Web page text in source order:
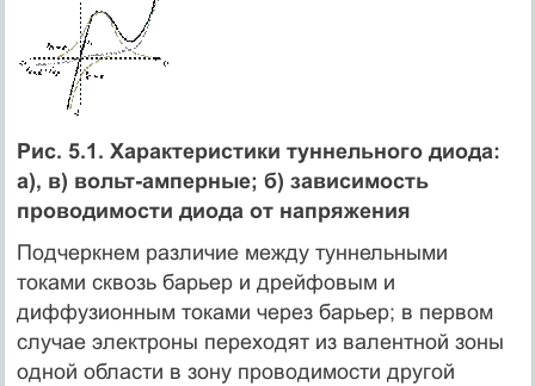
Рис. 5.1. Характеристики туннельного диода:
а), в) вольт-амперные; б) зависимость
проводимости диода от напряжения
Подчеркнем различие между туннельными
токами сквозь барьер и дрейфовым и
диффузионным токами через барьер; в первом
случае электроны переходят из валентной зоны
одной области в зону проводимости другой